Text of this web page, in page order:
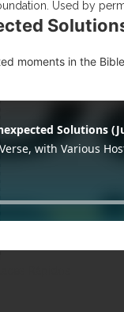
Used by
moments in the